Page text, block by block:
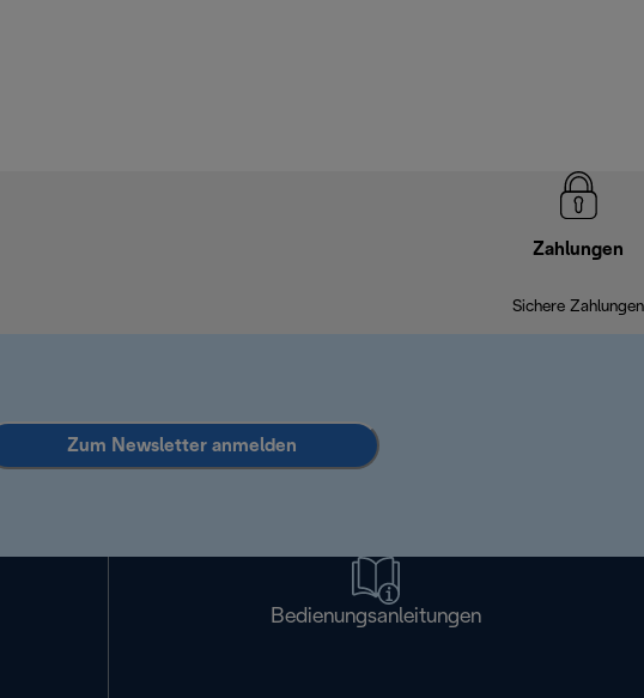
Zahlungen
Sichere Zahlungen
Zum Newsletter anmelden
Bedienungsanleitungen